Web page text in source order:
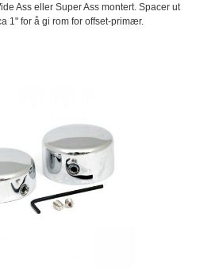
Ass eller Super Ass montert. Spacer ut
1" for å gi rom for offset-primær.